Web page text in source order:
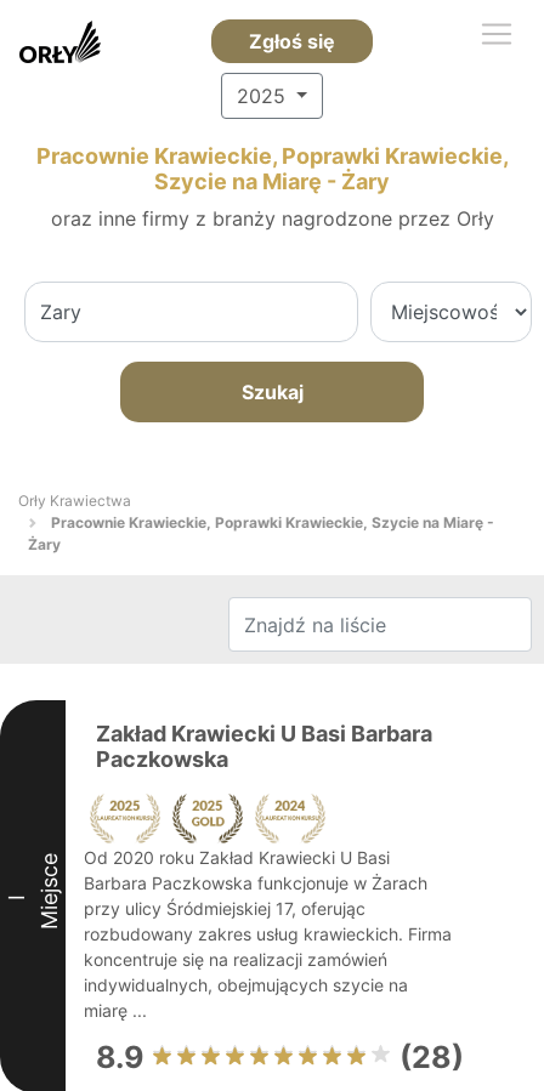
Zgłoś się
2025
Pracownie Krawieckie, Poprawki Krawieckie,
Szycie na Miarę - Żary
oraz inne firmy z branży nagrodzone przez Orły
Szukaj
Orły Krawiectwa
Pracownie Krawieckie, Poprawki Krawieckie, Szycie na Miarę -
Żary
I Miejsce
Zakład Krawiecki U Basi Barbara
Paczkowska
Od 2020 roku Zakład Krawiecki U Basi
Barbara Paczkowska funkcjonuje w Żarach
przy ulicy Śródmiejskiej 17, oferując
rozbudowany zakres usług krawieckich. Firma
koncentruje się na realizacji zamówień
indywidualnych, obejmujących szycie na
miarę ...
8.9 (28)